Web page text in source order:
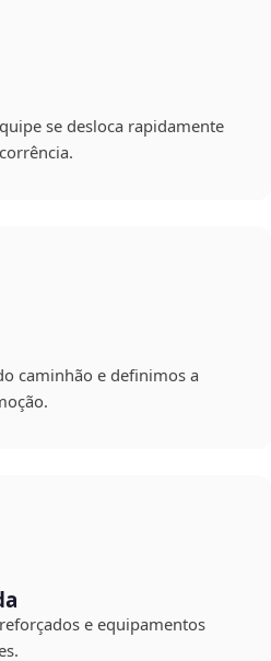
se desloca rapidamente
caminhão e definimos a
e equipamentos